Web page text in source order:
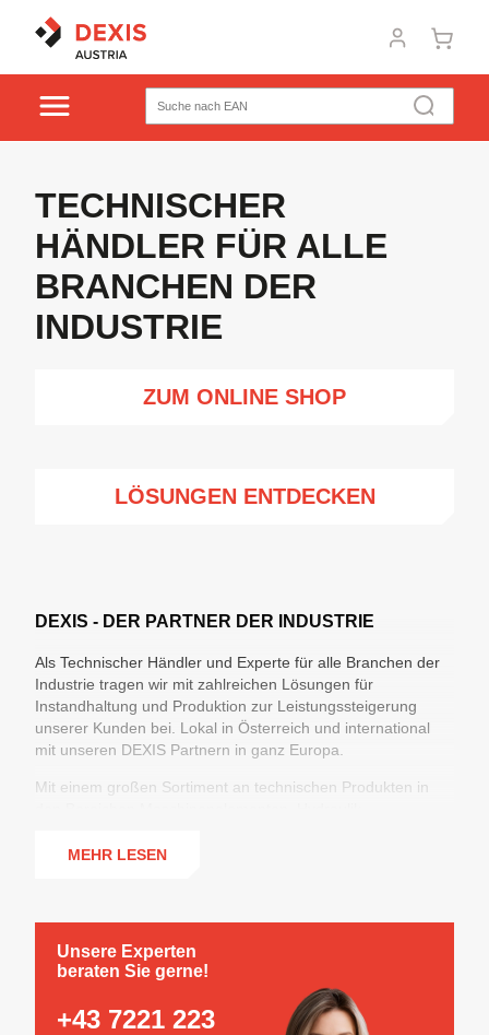
TECHNISCHER
HÄNDLER FÜR ALLE
BRANCHEN DER
INDUSTRIE
ZUM ONLINE SHOP
LÖSUNGEN ENTDECKEN
DEXIS - DER PARTNER DER INDUSTRIE
Als Technischer Händler und Experte für alle Branchen der
Industrie tragen wir mit zahlreichen Lösungen für
Instandhaltung und Produktion zur Leistungssteigerung
unserer Kunden bei. Lokal in Österreich und international
mit unseren DEXIS Partnern in ganz Europa.
Mit einem großen Sortiment an technischen Produkten in
Werkzeugen und Chemisch-Technischen Produkten sowie
MEHR LESEN
Unsere Experten
beraten Sie gerne!
+43 7221 223